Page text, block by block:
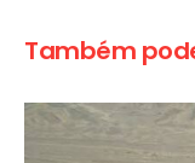
Também